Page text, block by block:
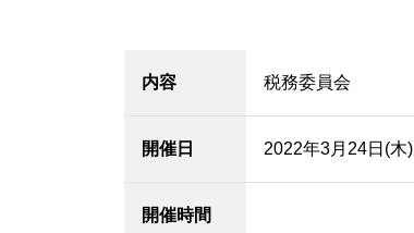
内容 税務委員会
開催日 2022年3月24日(木)
開催時間